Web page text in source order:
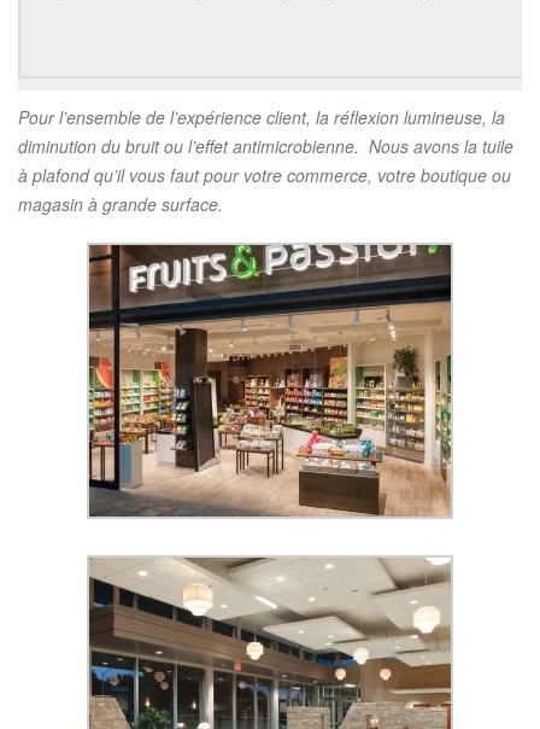
Pour l’ensemble de l’expérience client, la réflexion lumineuse, la
diminution du bruit ou l’effet antimicrobienne. Nous avons la tuile
à plafond qu’il vous faut pour votre commerce, votre boutique ou
magasin à grande surface.